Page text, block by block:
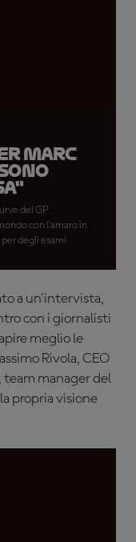
Marc
del GP
con l'amaro in
degli esami
a un'intervista,
con i giornalisti
meglio le
Rivola, CEO
team manager del
propria visione